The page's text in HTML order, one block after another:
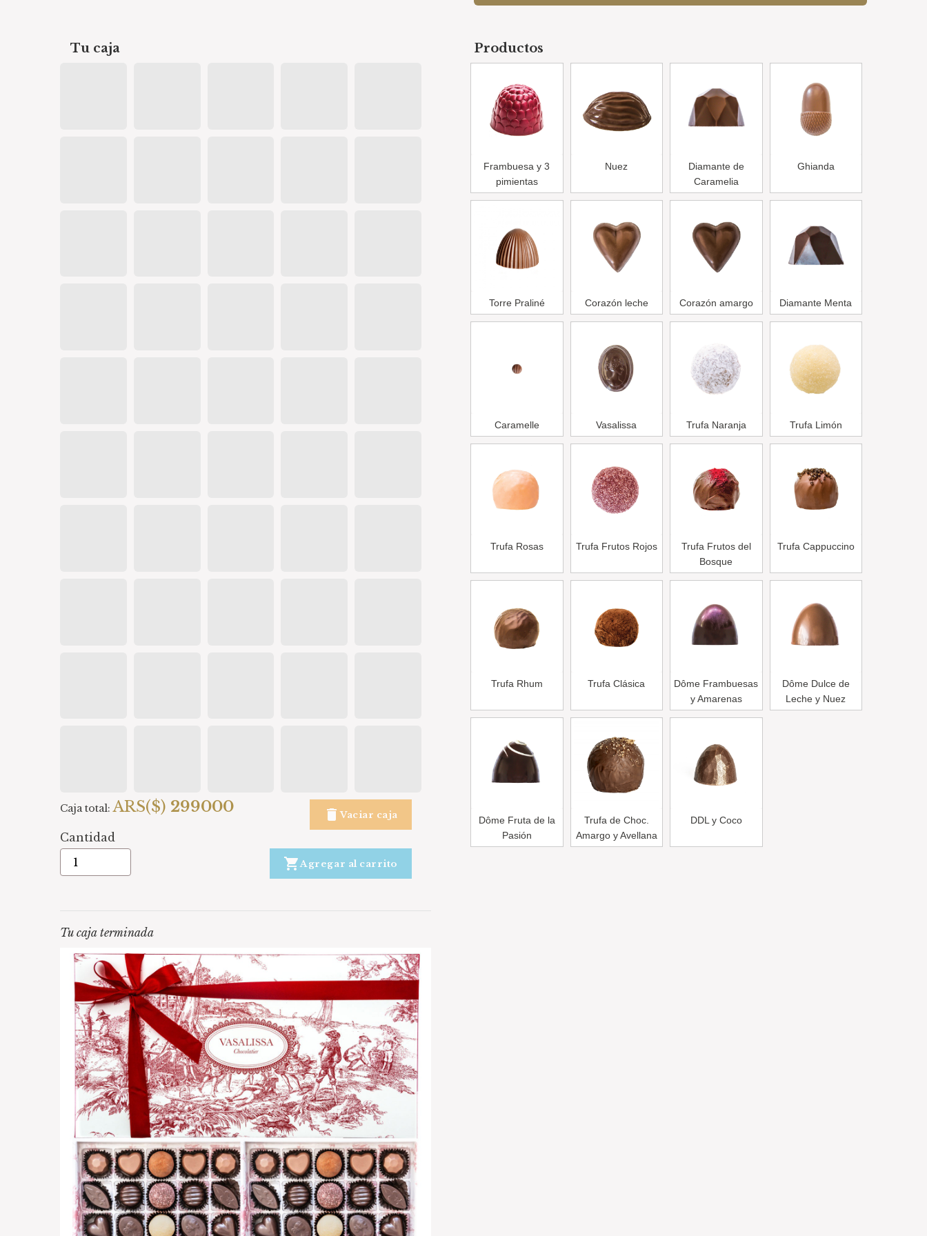
Tu caja
Caja total:ARS($) 299000 deleteVaciar caja
Cantidad
Agregar al carrito
Tu caja terminada
Productos
Frambuesa y 3
pimientas
Nuez
Diamante de
Caramelia
Ghianda
Torre Praliné Corazón leche Corazón amargo Diamante Menta
Caramelle Vasalissa Trufa Naranja Trufa Limón
Trufa Rosas Trufa Frutos Rojos
Trufa Frutos del
Bosque
Trufa Cappuccino
Trufa Rhum Trufa Clásica
Dôme Frambuesas
y Amarenas
Dôme Dulce de
Leche y Nuez
Dôme Fruta de la
Pasión
Trufa de Choc.
Amargo y Avellana
DDL y Coco